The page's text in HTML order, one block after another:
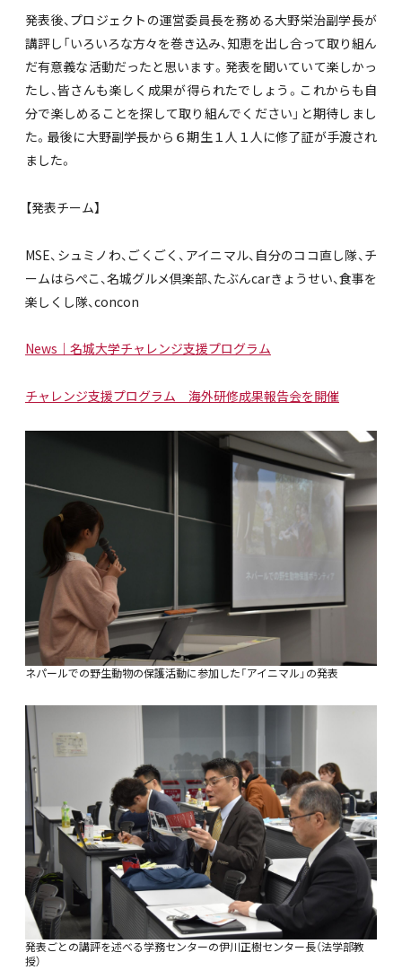
発表後、プロジェクトの運営委員長を務める大野栄治副学長が
講評し「いろいろな方々を巻き込み、知恵を出し合って取り組ん
だ有意義な活動だったと思います。発表を聞いていて楽しかっ
たし、皆さんも楽しく成果が得られたでしょう。これからも自
分で楽しめることを探して取り組んでください」と期待しまし
た。最後に大野副学長から６期生１人１人に修了証が手渡され
ました。
【発表チーム】
MSE、シュミノわ、ごくごく、アイニマル、自分のココ直し隊、チ
ームはらぺこ、名城グルメ倶楽部、たぶんcarきょうせい、食事を
楽しくし隊、concon
News｜名城大学チャレンジ支援プログラム
チャレンジ支援プログラム 海外研修成果報告会を開催
ネパールでの野生動物の保護活動に参加した「アイニマル」の発表
発表ごとの講評を述べる学務センターの伊川正樹センター長（法学部教
授）